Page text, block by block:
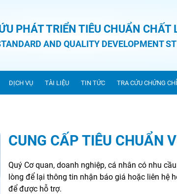
PHÁT TRIỂN TIÊU CHUẨN CHẤT
AND QUALITY DEVELOPMENT
DỊCH VỤ TÀI LIỆU TIN TỨC TRA CỨU CHỨNG CHỈ
CUNG CẤP TIÊU CHUẨN
Quý Cơ quan, doanh nghiệp, cá nhân có nhu
lòng để lại thông tin nhận báo giá hoặc liên hệ
để được hỗ trợ.